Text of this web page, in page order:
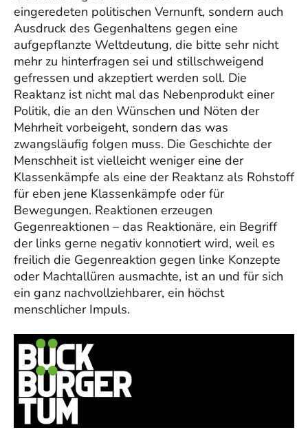
eingeredeten politischen Vernunft, sondern auch
Ausdruck des Gegenhaltens gegen eine
aufgepflanzte Weltdeutung, die bitte sehr nicht
mehr zu hinterfragen sei und stillschweigend
gefressen und akzeptiert werden soll. Die
Reaktanz ist nicht mal das Nebenprodukt einer
Politik, die an den Wünschen und Nöten der
Mehrheit vorbeigeht, sondern das was
zwangsläufig folgen muss. Die Geschichte der
Menschheit ist vielleicht weniger eine der
Klassenkämpfe als eine der Reaktanz als Rohstoff
für eben jene Klassenkämpfe oder für
Bewegungen. Reaktionen erzeugen
Gegenreaktionen – das Reaktionäre, ein Begriff
der links gerne negativ konnotiert wird, weil es
freilich die Gegenreaktion gegen linke Konzepte
oder Machtallüren ausmachte, ist an und für sich
ein ganz nachvollziehbarer, ein höchst
menschlicher Impuls.